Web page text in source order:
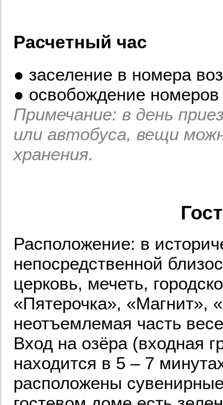
Расчетный час
● заселение в номера
● освобождение
Примечание: в день
или автобуса, вещи
хранения.
Расположение: в
непосредственной
церковь, мечеть,
«Пятерочка», «Магнит»,
неотъемлемая часть
Вход на озёра (входная
находится в 5 – 7
расположены